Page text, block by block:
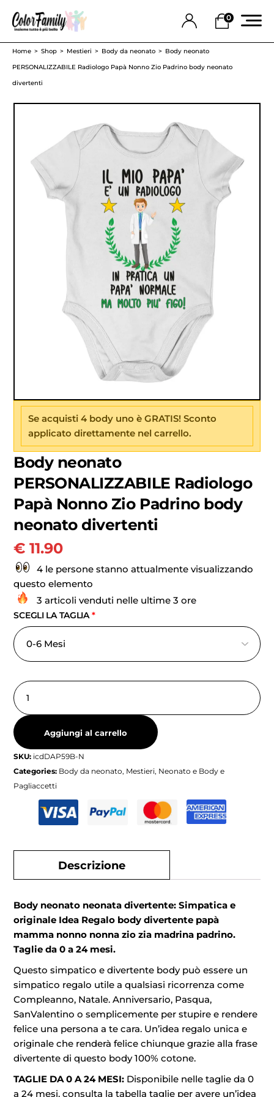
0
Home Shop Mestieri Body da neonato
Body neonato
PERSONALIZZABILE Radiologo Papà Nonno Zio Padrino body neonato
divertenti
Se acquisti 4 body uno è GRATIS! Sconto
applicato direttamente nel carrello.
Body neonato
PERSONALIZZABILE Radiologo
Papà Nonno Zio Padrino body
neonato divertenti
€ 11.90
4 le persone stanno attualmente visualizzando
questo elemento
3 articoli venduti nelle ultime 3 ore
SCEGLI LA TAGLIA*
Aggiungi al carrello
SKU: icdDAP59B-N
Categories: Body da neonato, Mestieri, Neonato e Body e
Pagliaccetti
Descrizione
Body neonato neonata divertente: Simpatica e
originale Idea Regalo body divertente papà
mamma nonno nonna zio zia madrina padrino.
Taglie da 0 a 24 mesi.
Questo simpatico e divertente body può essere un
simpatico regalo utile a qualsiasi ricorrenza come
Compleanno, Natale. Anniversario, Pasqua,
SanValentino o semplicemente per stupire e rendere
felice una persona a te cara. Un’idea regalo unica e
originale che renderà felice chiunque grazie alla frase
divertente di questo body 100% cotone.
TAGLIE DA 0 A 24 MESI: Disponibile nelle taglie da 0
a 24 mesi, consulta la tabella taglie per avere un’idea